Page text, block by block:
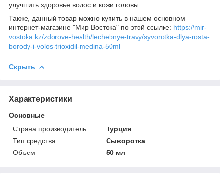
улучшить здоровье волос и кожи головы.
Также, данный товар можно купить в нашем основном
интернет-магазине "Мир Востока" по этой ссылке: https://mir-
vostoka.kz/zdorove-health/lechebnye-travy/syvorotka-dlya-rosta-
borody-i-volos-trioxidil-medina-50ml
Скрыть
Характеристики
Основные
Страна производитель
Турция
Тип средства
Сыворотка
Объем
50 мл